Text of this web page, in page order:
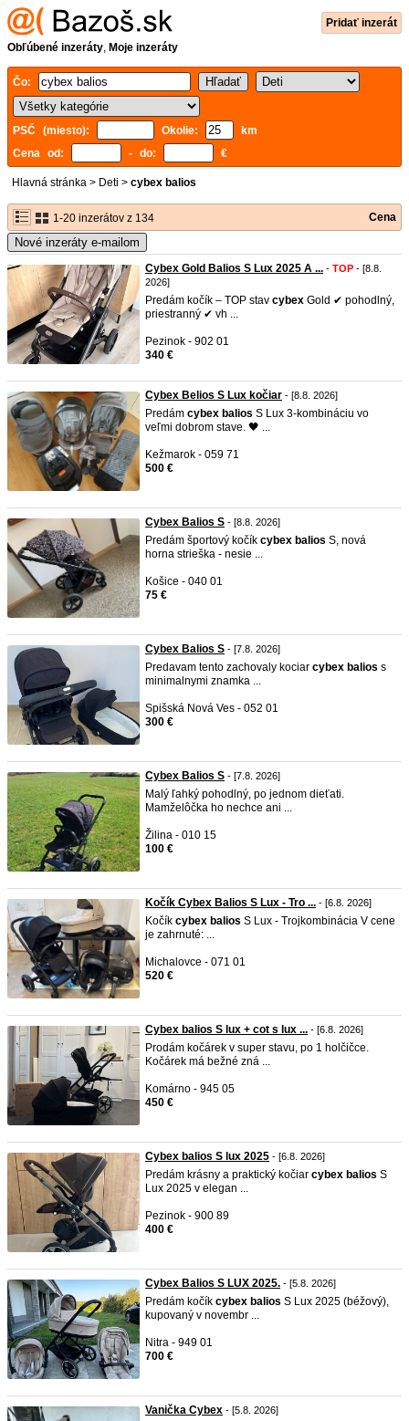
Pridať inzerát
Obľúbené inzeráty, Moje inzeráty
Čo:
PSČ (miesto): Okolie:
km
Cena od:
- do: €
Hlavná stránka > Deti > cybex balios
1-20 inzerátov z 134 Cena
Nové inzeráty e-mailom
Cybex Gold Balios S Lux 2025 A ... - TOP - [8.8.
2026]
Predám kočík – TOP stav cybex Gold ✔ pohodlný,
priestranný ✔ vh ...
Pezinok - 902 01
340 €
Cybex Belios S Lux kočiar - [8.8. 2026]
Predám cybex balios S Lux 3-kombináciu vo
veľmi dobrom stave. 🖤 ...
Kežmarok - 059 71
500 €
Cybex Balios S - [8.8. 2026]
Predám športový kočík cybex balios S, nová
horna strieška - nesie ...
Košice - 040 01
75 €
Cybex Balios S - [7.8. 2026]
Predavam tento zachovaly kociar cybex balios s
minimalnymi znamka ...
Spišská Nová Ves - 052 01
300 €
Cybex Balios S - [7.8. 2026]
Malý ľahký pohodlný, po jednom dieťati.
Mamželôčka ho nechce ani ...
Žilina - 010 15
100 €
Kočík Cybex Balios S Lux - Tro ... - [6.8. 2026]
Kočík cybex balios S Lux - Trojkombinácia V cene
je zahrnuté: ...
Michalovce - 071 01
520 €
Cybex balios S lux + cot s lux ... - [6.8. 2026]
Prodám kočárek v super stavu, po 1 holčičce.
Kočárek má bežné zná ...
Komárno - 945 05
450 €
Cybex balios S lux 2025 - [6.8. 2026]
Predám krásny a praktický kočiar cybex balios S
Lux 2025 v elegan ...
Pezinok - 900 89
400 €
Cybex Balios S LUX 2025. - [5.8. 2026]
Predám kočík cybex balios S Lux 2025 (béžový),
kupovaný v novembr ...
Nitra - 949 01
700 €
Vanička Cybex - [5.8. 2026]